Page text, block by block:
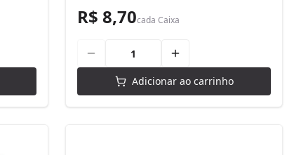
R$ 8,70cada Caixa
Adicionar ao carrinho